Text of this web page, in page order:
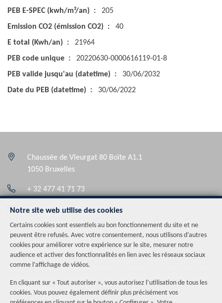
PEB E-SPEC (kwh/m²/an)
205
Emission CO2 (émission CO2)
40
E total (Kwh/an)
21964
PEB code unique
20220630-0000616119-01-8
PEB valide jusqu'au (datetime)
30/06/2032
Date du PEB (datetime)
30/06/2022
Notre site web utilise des cookies
Certains cookies sont essentiels au bon fonctionnement du site et ne
peuvent être refusés. Avec votre consentement, nous utilisons d’autres
cookies pour améliorer votre expérience sur le site, mesurer notre
audience et activer des fonctionnalités en lien avec les réseaux sociaux
comme l’affichage de vidéos.
En cliquant sur « Tout autoriser », vous autorisez l’utilisation de tous les
cookies. Vous pouvez également définir plus précisément vos
Chaussée de Vleurgat 80 Boîte A1.1
1050 Bruxelles
+ 32 477 41 71 73
info@auris-rea.be
Agent immobilier intermédiaire agréé IPI sous le numéro 102.521 en
Belgique
N° entreprise : TVA BE-0508.548.927
Instance de contrôle: Institut professionnel des agents immobiliers, rue du
code déontologique de l’ IPI